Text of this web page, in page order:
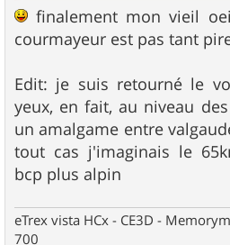
finalement mon vieil
courmayeur est pas tant
Edit: je suis retourné le
yeux, en fait, au niveau
un amalgame entre
tout cas j'imaginais le
bcp plus alpin
eTrex vista HCx - CE3D -
700